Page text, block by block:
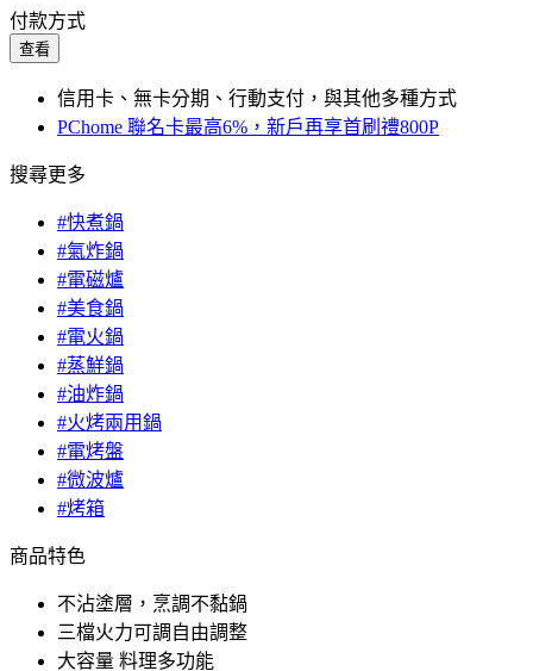
付款方式
查看
信用卡、無卡分期、行動支付，與其他多種方式
PChome 聯名卡最高6%，新戶再享首刷禮800P
搜尋更多
#快煮鍋
#氣炸鍋
#電磁爐
#美食鍋
#電火鍋
#蒸鮮鍋
#油炸鍋
#火烤兩用鍋
#電烤盤
#微波爐
#烤箱
商品特色
不沾塗層，烹調不黏鍋
三檔火力可調自由調整
大容量 料理多功能